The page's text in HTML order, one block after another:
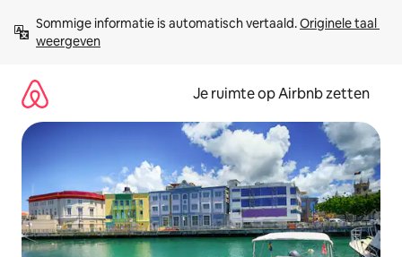
direct
naar
Sommige informatie is automatisch vertaald. Originele taal
weergeven
Je ruimte op Airbnb zetten